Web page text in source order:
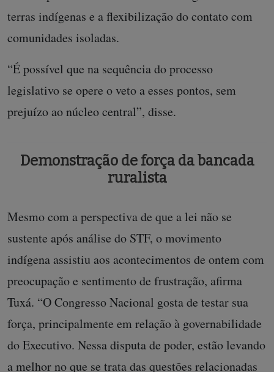
terras indígenas e a flexibilização do contato com
comunidades isoladas.
“É possível que na sequência do processo
legislativo se opere o veto a esses pontos, sem
prejuízo ao núcleo central”, disse.
Demonstração de força da bancada
ruralista
Mesmo com a perspectiva de que a lei não se
sustente após análise do STF, o movimento
indígena assistiu aos acontecimentos de ontem com
preocupação e sentimento de frustração, afirma
Tuxá. “O Congresso Nacional gosta de testar sua
força, principalmente em relação à governabilidade
do Executivo. Nessa disputa de poder, estão levando
a melhor no que se trata das questões relacionadas